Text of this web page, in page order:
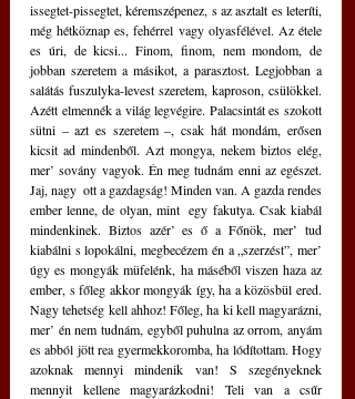
issegtet-pissegtet, kéremszépenez, s az asztalt es leteríti,
még hétköznap es, fehérrel vagy olyasfélével. Az étele
es úri, de kicsi... Finom, finom, nem mondom, de
jobban szeretem a másikot, a parasztost. Legjobban a
salátás fuszulyka-levest szeretem, kaproson, csülökkel.
Azétt elmennék a világ legvégire. Palacsintát es szokott
sütni – azt es szeretem –, csak hát mondám, erősen
kicsit ad mindenből. Azt mongya, nekem biztos elég,
mer’ sovány vagyok. Én meg tudnám enni az egészet.
Jaj, nagy  ott a gazdagság! Minden van. A gazda rendes
ember lenne, de olyan, mint  egy fakutya. Csak kiabál
mindenkinek. Biztos azér’ es ő a Főnök, mer’ tud
kiabálni s lopokálni, megbecézem én a „szerzést”, mer’
úgy es mongyák müfelénk, ha máséből viszen haza az
ember, s főleg akkor mongyák így, ha a közösbül ered.
Nagy tehetség kell ahhoz! Főleg, ha ki kell magyarázni,
mer’ én nem tudnám, egyből puhulna az orrom, anyám
es abból jött rea gyermekkoromba, ha lódítottam. Hogy
azoknak mennyi mindenik van! S szegényeknek
mennyit kellene magyarázkodni! Teli van a csűr